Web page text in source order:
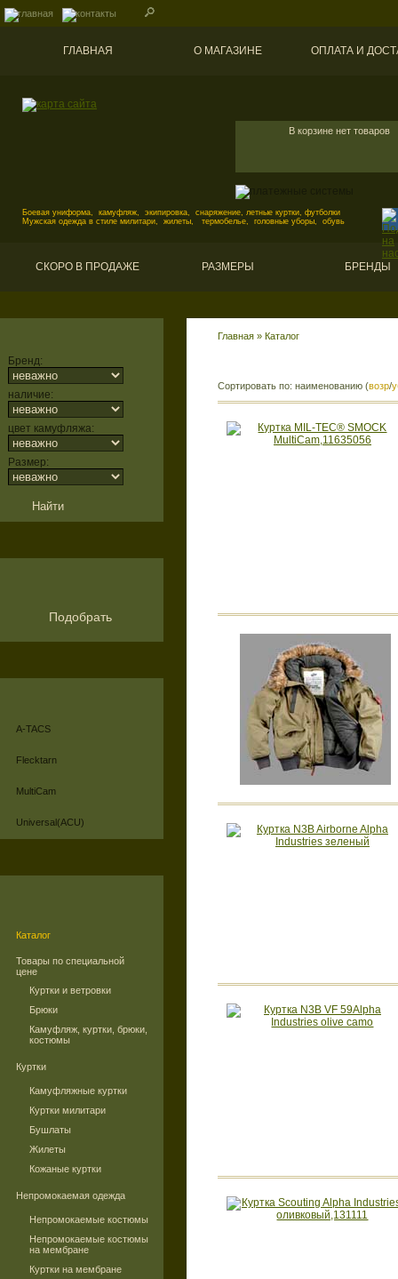
ГЛАВНАЯ О МАГАЗИНЕ ОПЛАТА И
В корзине нет товаров
Боевая униформа, камуфляж, экипировка, снаряжение, летные куртки, футболки
Мужская одежда в стиле милитари, жилеты, термобелье, головные уборы, обувь
СКОРО В ПРОДАЖЕ РАЗМЕРЫ БРЕНДЫ
Бренд:
наличие:
цвет камуфляжа:
Размер:
Подобрать
A-TACS
Flecktarn
MultiCam
Universal(ACU)
Каталог
Товары по специальной
цене
Куртки и ветровки
Брюки
Камуфляж, куртки, брюки,
костюмы
Куртки
Камуфляжные куртки
Куртки милитари
Бушлаты
Жилеты
Кожаные куртки
Непромокаемая одежда
Непромокаемые костюмы
Непромокаемые костюмы
на мембране
Куртки на мембране
Главная » Каталог
Сортировать по: наименованию (возр/